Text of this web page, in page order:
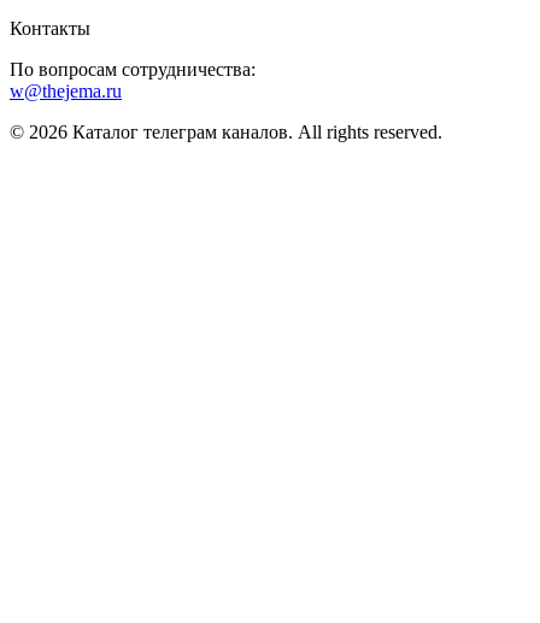
Контакты
По вопросам сотрудничества:
w@thejema.ru
© 2026 Каталог телеграм каналов. All rights reserved.